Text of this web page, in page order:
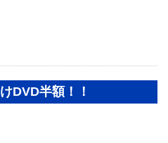
DVD半額！！